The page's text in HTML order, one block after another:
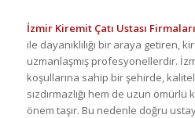
İzmir Kiremit Çatı Ustası Firmaları
ile dayanıklılığı bir araya getiren,
uzmanlaşmış profesyonellerdir.
koşullarına sahip bir şehirde,
sızdırmazlığı hem de uzun ömürlü
önem taşır. Bu nedenle doğru